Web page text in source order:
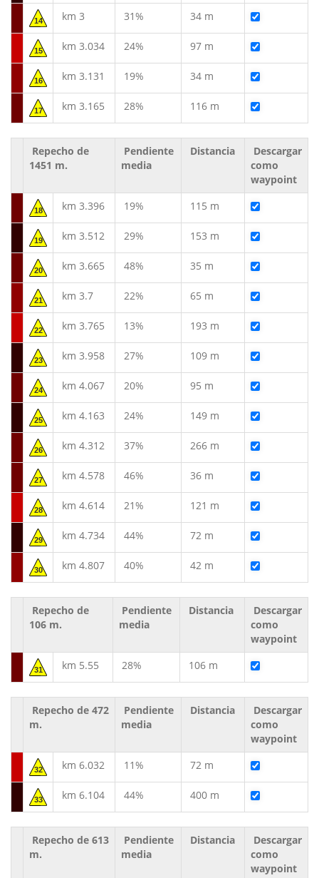
14 km 3 31% 34 m
15 km 3.034 24% 97 m
16 km 3.131 19% 34 m
17 km 3.165 28% 116 m
Repecho de
1451 m.
Pendiente
media
Distancia
Descargar
como
waypoint
18 km 3.396 19% 115 m
19 km 3.512 29% 153 m
20 km 3.665 48% 35 m
21 km 3.7 22% 65 m
22 km 3.765 13% 193 m
23 km 3.958 27% 109 m
24 km 4.067 20% 95 m
25 km 4.163 24% 149 m
26 km 4.312 37% 266 m
27 km 4.578 46% 36 m
28 km 4.614 21% 121 m
29 km 4.734 44% 72 m
30 km 4.807 40% 42 m
Repecho de
106 m.
Pendiente
media
Distancia
Descargar
como
waypoint
31 km 5.55 28% 106 m
Repecho de 472
m.
Pendiente
media
Distancia
Descargar
como
waypoint
32 km 6.032 11% 72 m
33 km 6.104 44% 400 m
Repecho de 613
m.
Pendiente
media
Distancia
Descargar
como
waypoint